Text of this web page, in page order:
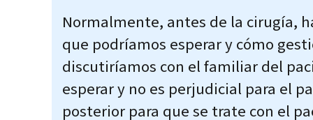
Normalmente, antes de la cirugía,
que podríamos esperar y cómo
discutiríamos con el familiar del
esperar y no es perjudicial para el
posterior para que se trate con el